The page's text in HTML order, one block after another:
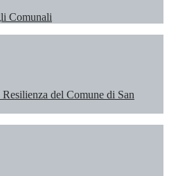
Comunali
del Comune di San